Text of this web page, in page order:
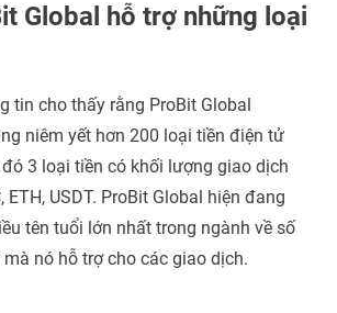
Global hỗ trợ những loại
tin cho thấy rằng ProBit Global
niêm yết hơn 200 loại tiền điện tử
3 loại tiền có khối lượng giao dịch
ETH, USDT. ProBit Global hiện đang
tên tuổi lớn nhất trong ngành về số
nó hỗ trợ cho các giao dịch.